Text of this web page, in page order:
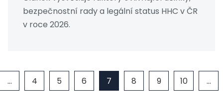
bezpečnostní rady a legální status HHC v ČR
v roce 2026.
… 4 5 6 7 8 9 10 …